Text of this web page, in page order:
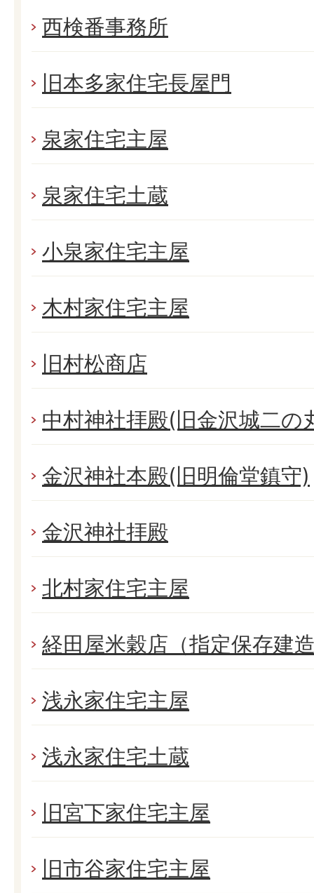
西検番事務所
旧本多家住宅長屋門
泉家住宅主屋
泉家住宅土蔵
小泉家住宅主屋
木村家住宅主屋
旧村松商店
中村神社拝殿(旧金沢城二の
金沢神社本殿(旧明倫堂鎮守)
金沢神社拝殿
北村家住宅主屋
経田屋米穀店（指定保存建
浅永家住宅主屋
浅永家住宅土蔵
旧宮下家住宅主屋
旧市谷家住宅主屋